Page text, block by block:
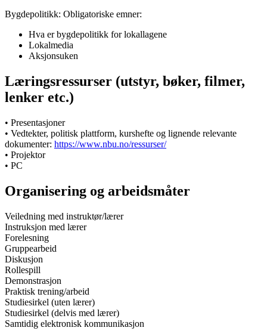
Bygdepolitikk: Obligatoriske emner:
Hva er bygdepolitikk for lokallagene
Lokalmedia
Aksjonsuken
Læringsressurser (utstyr, bøker, filmer,
lenker etc.)
• Presentasjoner
• Vedtekter, politisk plattform, kurshefte og lignende relevante
dokumenter: https://www.nbu.no/ressurser/
• Projektor
• PC
Organisering og arbeidsmåter
Veiledning med instruktør/lærer
Instruksjon med lærer
Forelesning
Gruppearbeid
Diskusjon
Rollespill
Demonstrasjon
Praktisk trening/arbeid
Studiesirkel (uten lærer)
Studiesirkel (delvis med lærer)
Samtidig elektronisk kommunikasjon